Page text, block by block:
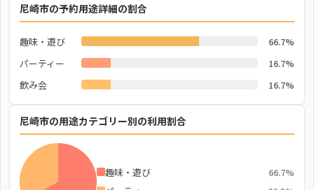
尼崎市の予約用途詳細の割合
趣味・遊び 66.7%
パーティー 16.7%
飲み会 16.7%
尼崎市の用途カテゴリー別の利用割合
趣味・遊び 66.7%